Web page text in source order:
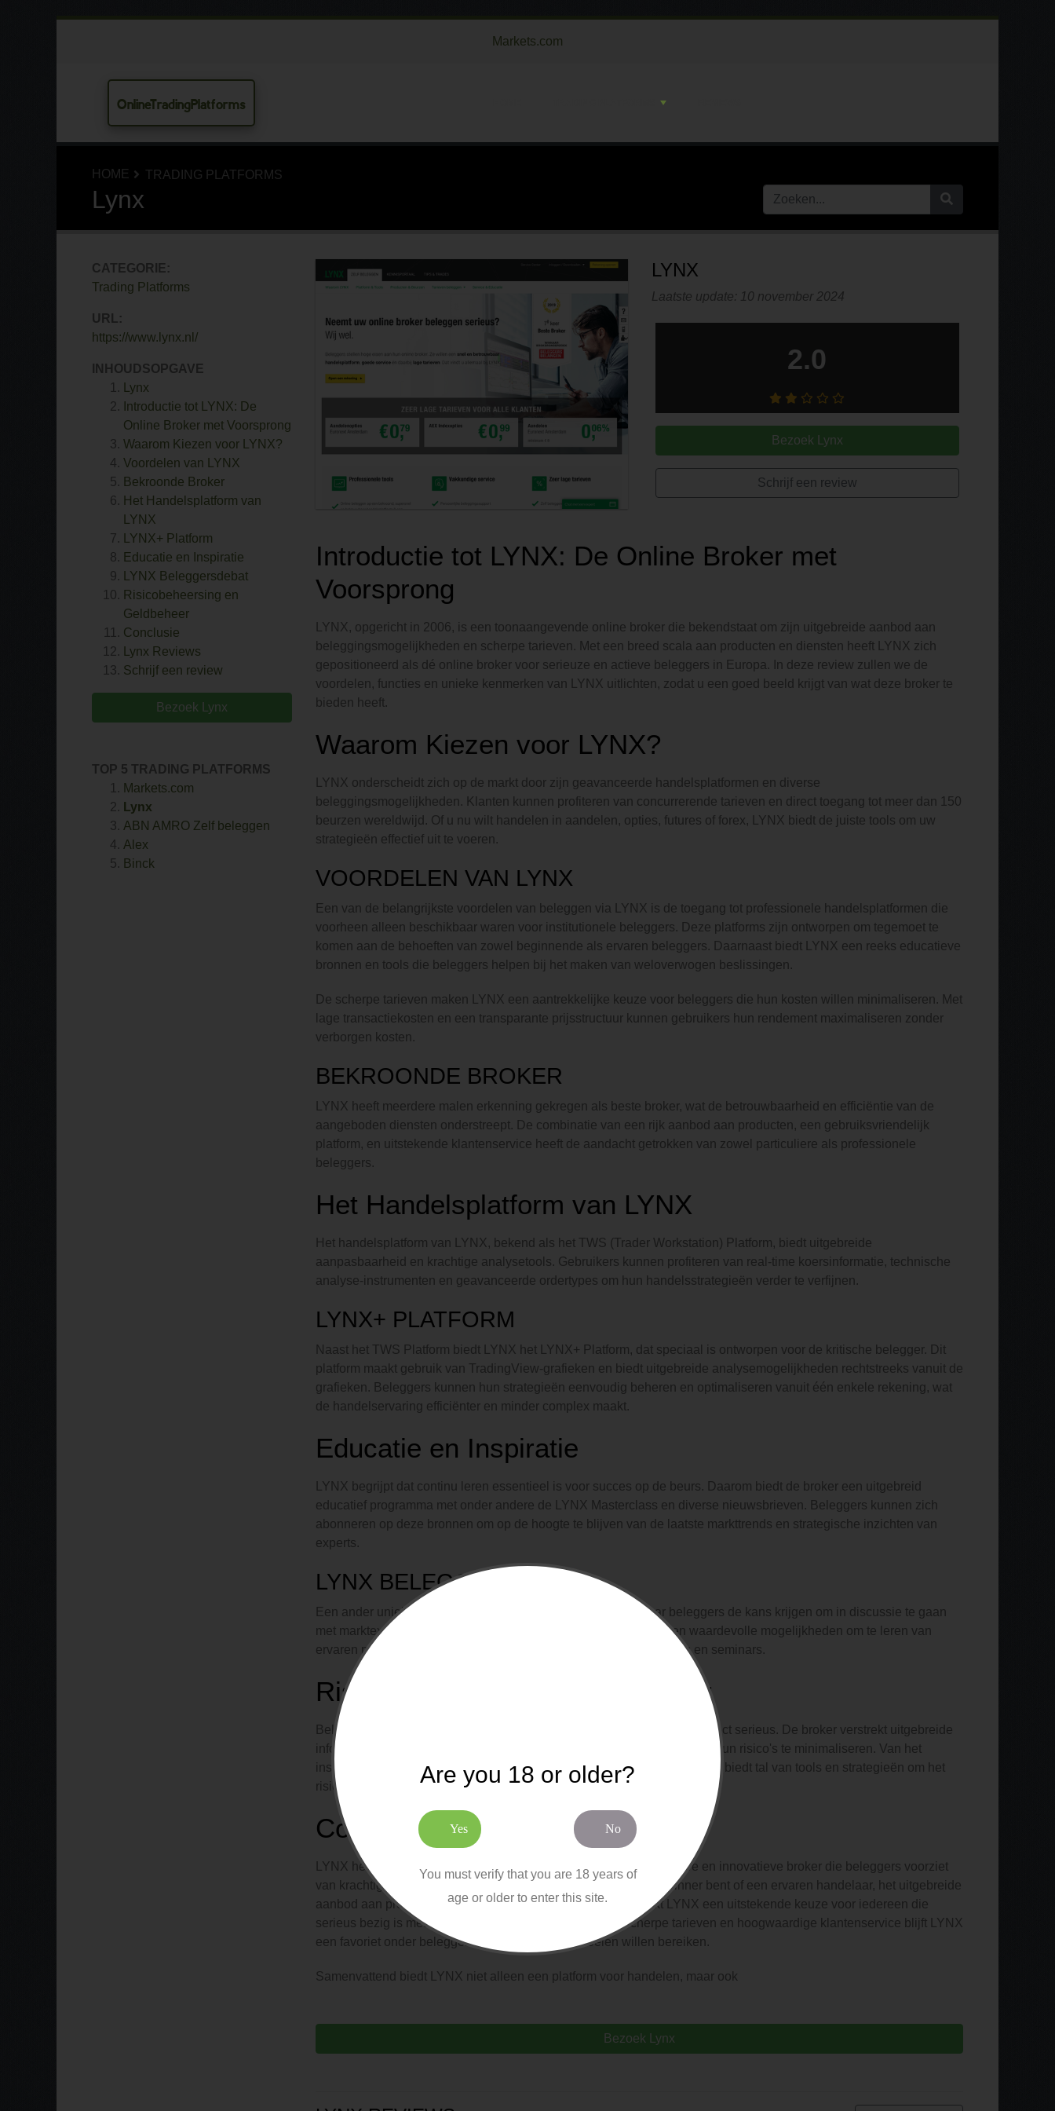
Markets.com
OnlineTradingPlatforms
HOME TRADING PLATFORMS
Lynx
CATEGORIE:
Trading Platforms
URL:
https://www.lynx.nl/
INHOUDSOPGAVE
Lynx
Introductie tot LYNX: De
Online Broker met Voorsprong
Waarom Kiezen voor LYNX?
Voordelen van LYNX
Bekroonde Broker
Het Handelsplatform van
LYNX
LYNX+ Platform
Educatie en Inspiratie
LYNX Beleggersdebat
Risicobeheersing en
Geldbeheer
Conclusie
Lynx Reviews
Schrijf een review
Bezoek Lynx
TOP 5 TRADING PLATFORMS
Markets.com
Lynx
ABN AMRO Zelf beleggen
Alex
Binck
LYNX
Laatste update: 10 november 2024
2.0
Bezoek Lynx
Schrijf een review
Introductie tot LYNX: De Online Broker met
Voorsprong
LYNX, opgericht in 2006, is een toonaangevende online broker die bekendstaat om zijn uitgebreide aanbod aan
beleggingsmogelijkheden en scherpe tarieven. Met een breed scala aan producten en diensten heeft LYNX zich
gepositioneerd als dé online broker voor serieuze en actieve beleggers in Europa. In deze review zullen we de
voordelen, functies en unieke kenmerken van LYNX uitlichten, zodat u een goed beeld krijgt van wat deze broker te
bieden heeft.
Waarom Kiezen voor LYNX?
LYNX onderscheidt zich op de markt door zijn geavanceerde handelsplatformen en diverse
beleggingsmogelijkheden. Klanten kunnen profiteren van concurrerende tarieven en direct toegang tot meer dan 150
beurzen wereldwijd. Of u nu wilt handelen in aandelen, opties, futures of forex, LYNX biedt de juiste tools om uw
strategieën effectief uit te voeren.
VOORDELEN VAN LYNX
Een van de belangrijkste voordelen van beleggen via LYNX is de toegang tot professionele handelsplatformen die
voorheen alleen beschikbaar waren voor institutionele beleggers. Deze platforms zijn ontworpen om tegemoet te
komen aan de behoeften van zowel beginnende als ervaren beleggers. Daarnaast biedt LYNX een reeks educatieve
bronnen en tools die beleggers helpen bij het maken van weloverwogen beslissingen.
De scherpe tarieven maken LYNX een aantrekkelijke keuze voor beleggers die hun kosten willen minimaliseren. Met
lage transactiekosten en een transparante prijsstructuur kunnen gebruikers hun rendement maximaliseren zonder
verborgen kosten.
BEKROONDE BROKER
LYNX heeft meerdere malen erkenning gekregen als beste broker, wat de betrouwbaarheid en efficiëntie van de
aangeboden diensten onderstreept. De combinatie van een rijk aanbod aan producten, een gebruiksvriendelijk
platform, en uitstekende klantenservice heeft de aandacht getrokken van zowel particuliere als professionele
beleggers.
Het Handelsplatform van LYNX
Het handelsplatform van LYNX, bekend als het TWS (Trader Workstation) Platform, biedt uitgebreide
aanpasbaarheid en krachtige analysetools. Gebruikers kunnen profiteren van real-time koersinformatie, technische
analyse-instrumenten en geavanceerde ordertypes om hun handelsstrategieën verder te verfijnen.
LYNX+ PLATFORM
Naast het TWS Platform biedt LYNX het LYNX+ Platform, dat speciaal is ontworpen voor de kritische belegger. Dit
platform maakt gebruik van TradingView-grafieken en biedt uitgebreide analysemogelijkheden rechtstreeks vanuit de
grafieken. Beleggers kunnen hun strategieën eenvoudig beheren en optimaliseren vanuit één enkele rekening, wat
de handelservaring efficiënter en minder complex maakt.
Educatie en Inspiratie
LYNX begrijpt dat continu leren essentieel is voor succes op de beurs. Daarom biedt de broker een uitgebreid
educatief programma met onder andere de LYNX Masterclass en diverse nieuwsbrieven. Beleggers kunnen zich
abonneren op deze bronnen om op de hoogte te blijven van de laatste markttrends en strategische inzichten van
experts.
LYNX BELEGGERSDEBAT
Een ander uniek aspect van LYNX is het Beleggersdebat, waar beleggers de kans krijgen om in discussie te gaan
met marktexperts en andere beleggers. Deze evenementen bieden waardevolle mogelijkheden om te leren van
ervaren professionals en deel te nemen aan interactieve workshops en seminars.
Risicobeheersing en Geldbeheer
Beleggen brengt natuurlijk risico's met zich mee, en LYNX neemt dit aspect serieus. De broker verstrekt uitgebreide
informatie over risicobeheersing en geldbeheer om beleggers te helpen hun risico's te minimaliseren. Van het
instellen van stop-loss-orders tot het diversifiëren van portefeuilles, LYNX biedt tal van tools en strategieën om het
risico effectief te beheren.
Conclusie
LYNX heeft een duidelijke reputatie opgebouwd als een betrouwbare en innovatieve broker die beleggers voorziet
van krachtige tools en uitgebreide marktoegang. Of u nu een beginner bent of een ervaren handelaar, het uitgebreide
aanbod aan producten, diensten en educatieve bronnen maakt LYNX een uitstekende keuze voor iedereen die
serieus bezig is met beleggen. Met een combinatie van scherpe tarieven en hoogwaardige klantenservice blijft LYNX
een favoriet onder beleggers die hun financiële doelen willen bereiken.
Samenvattend biedt LYNX niet alleen een platform voor handelen, maar ook
Bezoek Lynx
Are you 18 or older?
Yes No
You must verify that you are 18 years of
age or older to enter this site.